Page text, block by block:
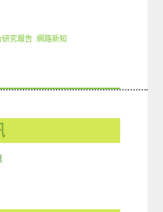
研究報告 ,網路新知